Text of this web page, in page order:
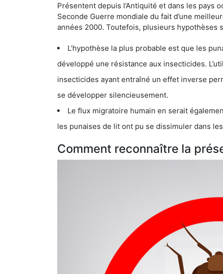
Présentent depuis l’Antiquité et dans les pays
Seconde Guerre mondiale du fait d’une
années 2000. Toutefois, plusieurs hypothèses
L’hypothèse la plus probable est que les punaises
développé une résistance aux insecticides. L’utilisation
insecticides ayant entraîné un effet inverse permettant donc aux
se développer silencieusement.
Le flux migratoire humain en serait également la
les punaises de lit ont pu se dissimuler dans les bagages
Comment reconnaître la